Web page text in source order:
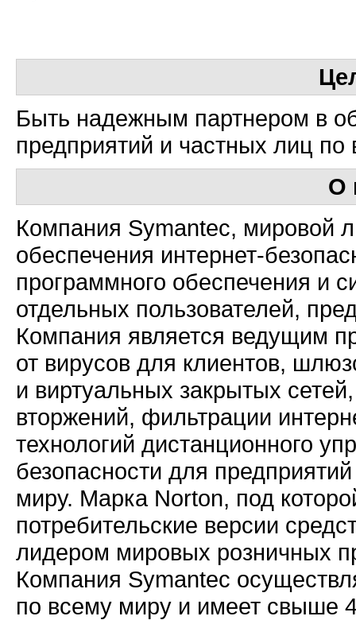
Быть надежным партнером в
предприятий и частных лиц по
О
Компания Symantec, мировой
обеспечения интернет-
программного обеспечения и
отдельных пользователей,
Компания является ведущим
от вирусов для клиентов,
и виртуальных закрытых
вторжений, фильтрации
технологий дистанционного
безопасности для
миру. Марка Norton, под
потребительские версии
лидером мировых розничных
Компания Symantec
по всему миру и имеет свыше